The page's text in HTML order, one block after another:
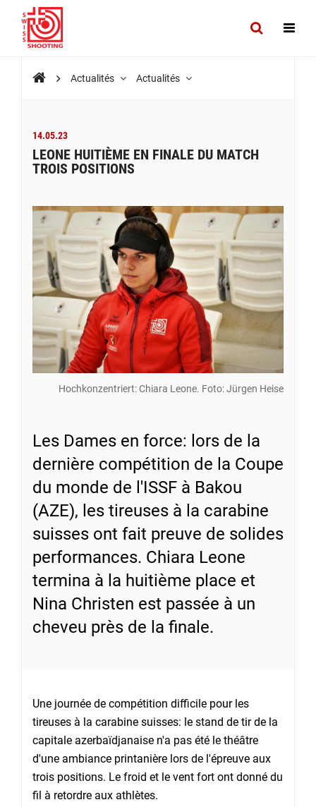
Actualités Actualités
14.05.23
LEONE HUITIÈME EN FINALE DU MATCH
TROIS POSITIONS
Hochkonzentriert: Chiara Leone. Foto: Jürgen Heise
Les Dames en force: lors de la
dernière compétition de la Coupe
du monde de l'ISSF à Bakou
(AZE), les tireuses à la carabine
suisses ont fait preuve de solides
performances. Chiara Leone
termina à la huitième place et
Nina Christen est passée à un
cheveu près de la finale.
Une journée de compétition difficile pour les
tireuses à la carabine suisses: le stand de tir de la
capitale azerbaïdjanaise n'a pas été le théâtre
d'une ambiance printanière lors de l'épreuve aux
trois positions. Le froid et le vent fort ont donné du
fil à retordre aux athlètes.